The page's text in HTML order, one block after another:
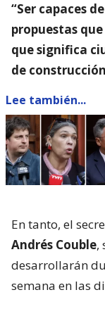
“Ser capaces
propuestas
que significa
de
Lee también...
En tanto, el
Andrés Couble,
desarrollarán
semana en las